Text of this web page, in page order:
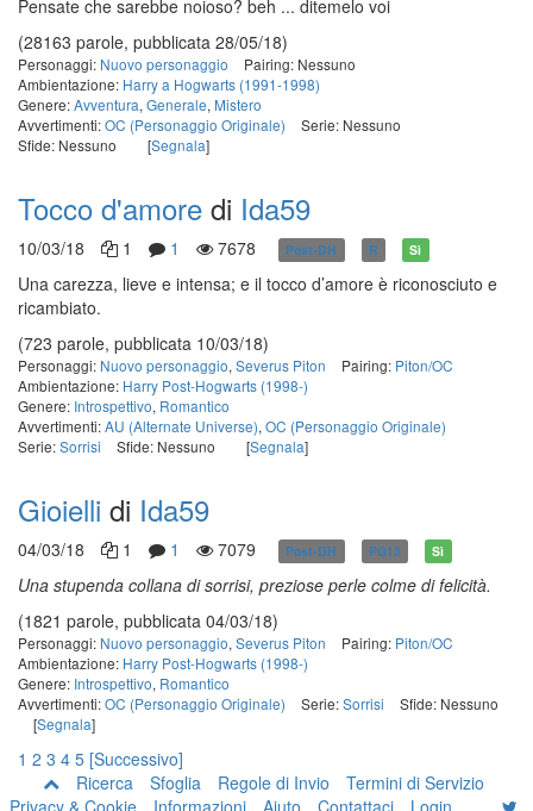
Pensate che sarebbe noioso? beh ... ditemelo voi
(28163 parole, pubblicata 28/05/18)
Personaggi: Nuovo personaggio
Pairing: Nessuno
Ambientazione: Harry a Hogwarts (1991-1998)
Genere:Avventura, Generale, Mistero
Avvertimenti:OC (Personaggio Originale)
Serie: Nessuno
Sfide: Nessuno
[Segnala]
Tocco d'amore di Ida59
10/03/18 1 1 7678 Post-DH R Sì
Una carezza, lieve e intensa; e il tocco d’amore è riconosciuto e
ricambiato.
(723 parole, pubblicata 10/03/18)
Personaggi: Nuovo personaggio, Severus Piton Pairing: Piton/OC
Ambientazione: Harry Post-Hogwarts (1998-)
Genere: Introspettivo, Romantico
Avvertimenti:AU (Alternate Universe), OC (Personaggio Originale)
Serie:Sorrisi Sfide: Nessuno [Segnala]
Gioielli di Ida59
04/03/18 1 1 7079 Post-DH PG13 Sì
Una stupenda collana di sorrisi, preziose perle colme di felicità.
(1821 parole, pubblicata 04/03/18)
Personaggi: Nuovo personaggio, Severus Piton Pairing: Piton/OC
Ambientazione: Harry Post-Hogwarts (1998-)
Genere: Introspettivo, Romantico
Avvertimenti:OC (Personaggio Originale) Serie:Sorrisi
Sfide: Nessuno
[Segnala]
1 2 3 4 5 [Successivo]
Ricerca
Sfoglia Regole di Invio
Termini di Servizio
Privacy & Cookie
Informazioni Aiuto Contattaci Login